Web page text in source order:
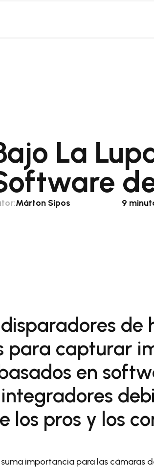
La
Márton Sipos 9
disparadores
para capturar
en
los pros y los
importancia para las cámaras